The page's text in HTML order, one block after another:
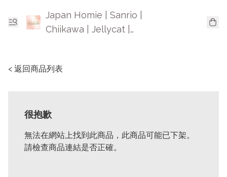
Japan Homie | Sanrio |
Chiikawa | Jellycat |
< 返回商品列表
很抱歉
無法在網站上找到此商品，此商品可能已下架。
請檢查商品連結是否正確。